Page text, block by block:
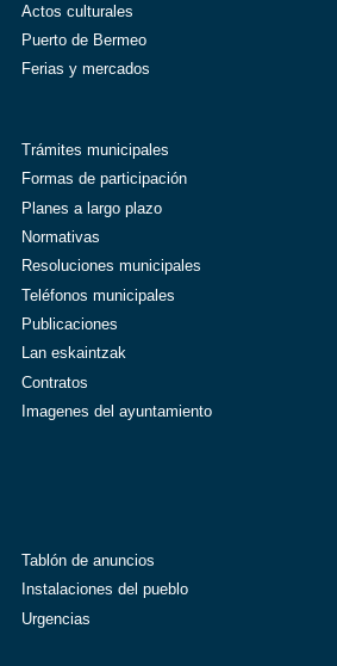
Actos culturales
Puerto de Bermeo
Ferias y mercados
Trámites municipales
Formas de participación
Planes a largo plazo
Normativas
Resoluciones municipales
Teléfonos municipales
Publicaciones
Lan eskaintzak
Contratos
Imagenes del ayuntamiento
Tablón de anuncios
Instalaciones del pueblo
Urgencias